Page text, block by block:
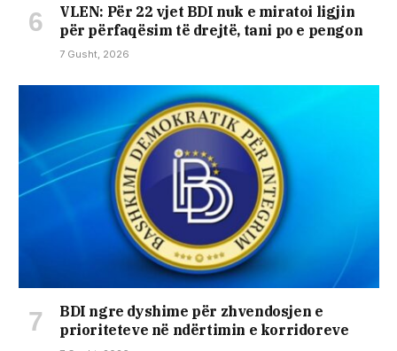
VLEN: Për 22 vjet BDI nuk e miratoi ligjin
për përfaqësim të drejtë, tani po e pengon
7 Gusht, 2026
BDI ngre dyshime për zhvendosjen e
prioriteteve në ndërtimin e korridoreve